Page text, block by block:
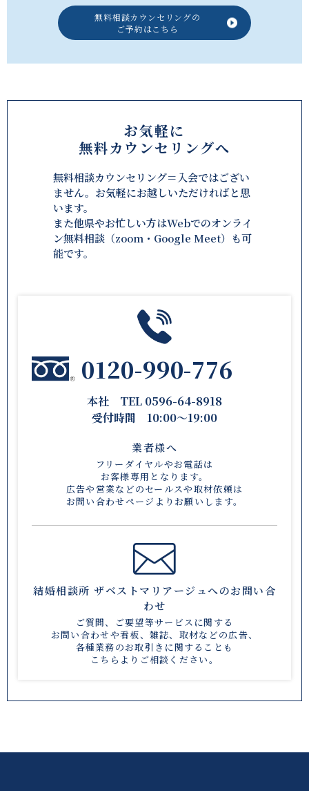
無料相談カウンセリングの
ご予約はこちら
お気軽に
無料カウンセリングへ
無料相談カウンセリング＝入会ではござい
ません。お気軽にお越しいただければと思
います。
また他県やお忙しい方はWebでのオンライ
ン無料相談（zoom・Google Meet）も可
能です。
0120-990-776
本社 TEL 0596-64-8918
受付時間 10:00〜19:00
業者様へ
フリーダイヤルやお電話は
お客様専用となります。
広告や営業などのセールスや取材依頼は
お問い合わせページ よりお願いします。
結婚相談所 ザベストマリアージュへのお問い合
わせ
ご質問、ご要望等サービスに関する
お問い合わせや看板、雑誌、取材などの広告、
各種業務のお取引きに関することも
こちら よりご相談ください。